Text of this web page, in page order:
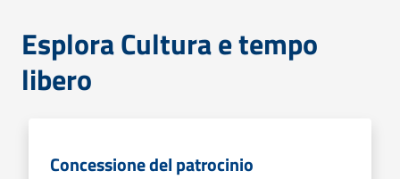
Esplora Cultura e tempo
libero
Concessione del patrocinio